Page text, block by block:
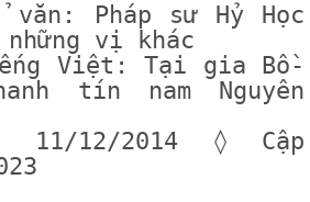
văn:
Pháp sư Hỷ Học
vị khác
Việt:
Tại gia Bồ-
tín nam Nguyên
11/12/2014 ◊ Cập